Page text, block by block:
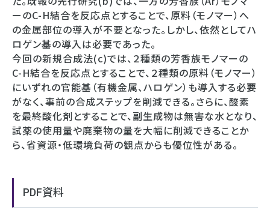
ーのC-H結合を反応点とすることで、原料（モノマー）へ
の金属部位の導入が不要となった。しかし、依然としてハ
ロゲン基の導入は必要であった。
今回の新規合成法(c)では、２種類の芳香族モノマーの
C-H結合を反応点とすることで、２種類の原料（モノマー）
にいずれの官能基（有機金属、ハロゲン）も導入する必要
がなく、事前の合成ステップを削減できる。さらに、酸素
を最終酸化剤とすることで、副生成物は無害な水となり、
試薬の使用量や廃棄物の量を大幅に削減できることか
ら、省資源・低環境負荷の観点からも優位性がある。
PDF資料